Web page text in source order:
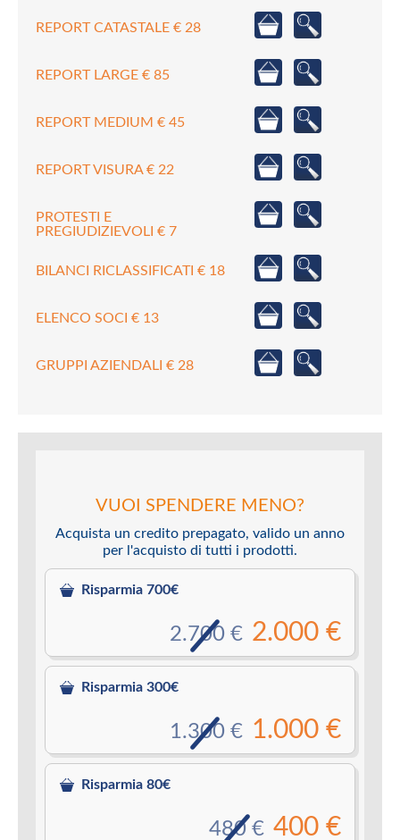
REPORT CATASTALE € 28
REPORT LARGE € 85
REPORT MEDIUM € 45
REPORT VISURA € 22
PROTESTI E
PREGIUDIZIEVOLI € 7
BILANCI RICLASSIFICATI € 18
ELENCO SOCI € 13
GRUPPI AZIENDALI € 28
VUOI SPENDERE MENO?
Acquista un credito prepagato, valido un anno
per l'acquisto di tutti i prodotti.
Risparmia 700€
2.000 €
2.700 €
Risparmia 300€
1.000 €
1.300 €
Risparmia 80€
400 €
480 €